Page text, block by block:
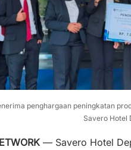
penghargaan peningkatan
Savero Hotel
— Savero Hotel